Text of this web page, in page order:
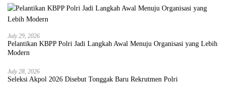
July 29, 2026
Pelantikan KBPP Polri Jadi Langkah Awal Menuju Organisasi yang Lebih
Modern
July 28, 2026
Seleksi Akpol 2026 Disebut Tonggak Baru Rekrutmen Polri